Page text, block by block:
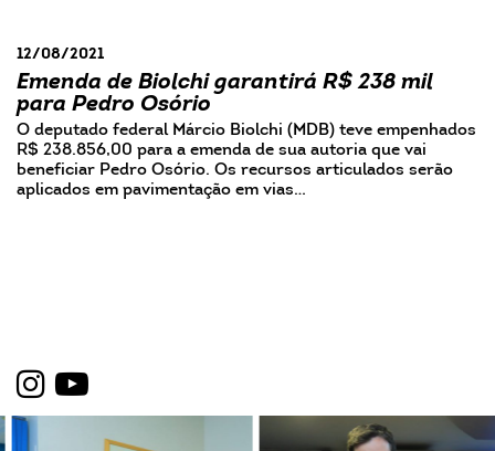
12/08/2021
Emenda de Biolchi garantirá R$ 238 mil
para Pedro Osório
O deputado federal Márcio Biolchi (MDB) teve empenhados
R$ 238.856,00 para a emenda de sua autoria que vai
beneficiar Pedro Osório. Os recursos articulados serão
aplicados em pavimentação em vias…